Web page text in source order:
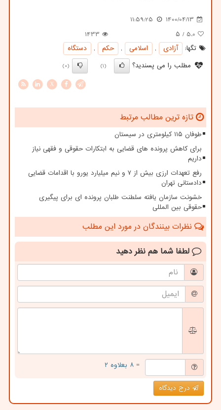
1400/04/13
11:59:25
5.0 / ۵
1433
تگها:
آزادی , اسلامی , حكم ,
دستگاه
مطلب را می پسندید؟
(1)
(0)
X
تازه ترین مطالب مرتبط
طوفان ۱۱۵ کیلومتری در سیستان
برای کاهش پرونده های قضایی به ابتکارات حقوقی و فقهی نیاز
داریم
رفع تعهدات ارزی بیش از ۷ و نیم میلیارد یورو با اقدامات قضایی
دادستانی تهران
خشونت سازمان یافته سلطنت طلبان پرونده ای برای پیگیری
حقوقی بین المللی
نظرات بینندگان در مورد این مطلب
لطفا شما هم نظر دهید
= ۸ بعلاوه ۲
درج دیدگاه